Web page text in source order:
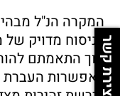
המקרה הנ"ל
בניסוח מדויק
תוך התאמתם
לאפשרות העברתיצירת קשר